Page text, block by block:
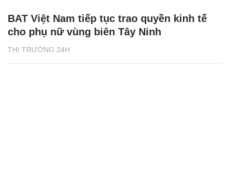
THỊ TRƯỜNG 24H
BAT Việt Nam tiếp tục trao quyền kinh tế
cho phụ nữ vùng biên Tây Ninh